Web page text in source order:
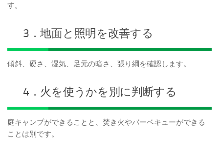
す。
3．地面と照明を改善する
傾斜、硬さ、湿気、足元の暗さ、張り綱を確認します。
4．火を使うかを別に判断する
庭キャンプができることと、焚き火やバーベキューができる
ことは別です。